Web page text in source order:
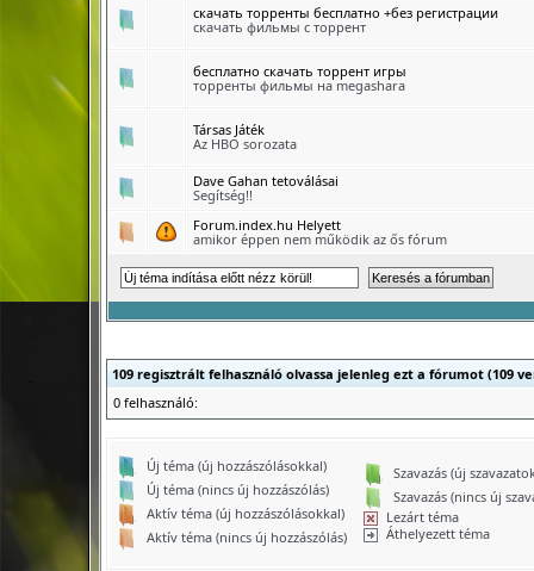
скачать торренты бесплатно +без регистрации
скачать фильмы с торрент
бесплатно скачать торрент игры
торренты фильмы на megashara
Társas Játék
Az HBO sorozata
Dave Gahan tetoválásai
Segítség!!
Forum.index.hu Helyett
amikor éppen nem működik az ős fórum
109 regisztrált felhasználó olvassa jelenleg ezt a fórumot (109
0 felhasználó:
Új téma (új hozzászólásokkal)
Új téma (nincs új hozzászólás)
Aktív téma (új hozzászólásokkal)
Aktív téma (nincs új hozzászólás)
Szavazás (új
Szavazás (nincs új
Lezárt téma
Áthelyezett téma